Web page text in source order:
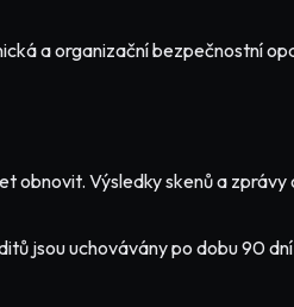
a organizační bezpečnostní
obnovit. Výsledky skenů a
jsou uchovávány po dobu 90